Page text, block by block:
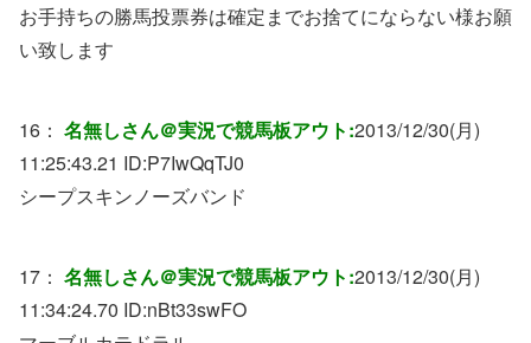
お手持ちの勝馬投票券は確定までお捨てにならない様お願
い致します
16： 名無しさん＠実況で競馬板アウト:2013/12/30(月)
11:25:43.21 ID:P7IwQqTJ0
シープスキンノーズバンド
17： 名無しさん＠実況で競馬板アウト:2013/12/30(月)
11:34:24.70 ID:nBt33swFO